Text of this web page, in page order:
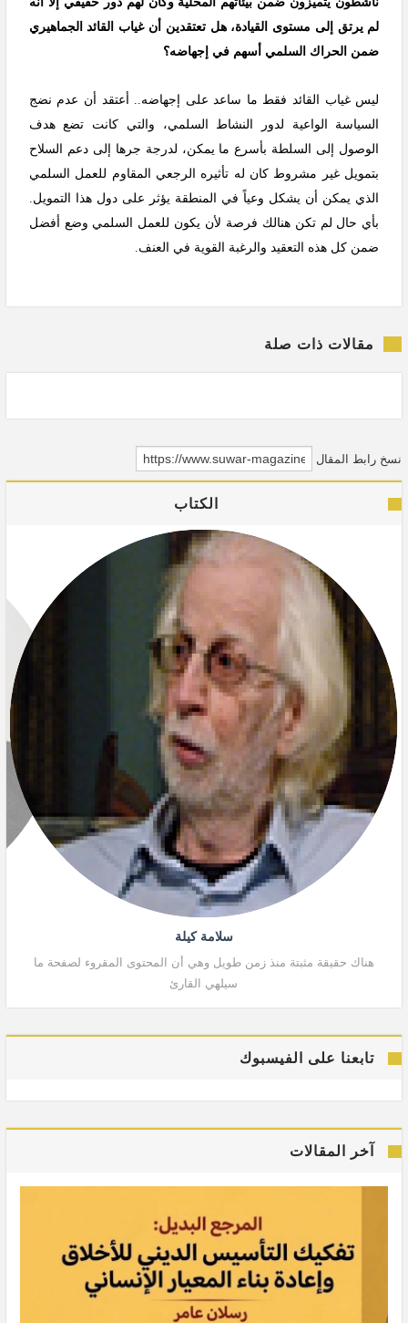
لم يرتق إلى مستوى القيادة، هل تعتقدين أن غياب القائد الجماهيري
ضمن الحراك السلمي أسهم في إجهاضه؟
ليس غياب القائد فقط ما ساعد على إجهاضه.. أعتقد أن عدم نضج
السياسة الواعية لدور النشاط السلمي، والتي كانت تضع هدف
الوصول إلى السلطة بأسرع ما يمكن، لدرجة جرها إلى دعم السلاح
بتمويل غير مشروط كان له تأثيره الرجعي المقاوم للعمل السلمي
الذي يمكن أن يشكل وعياً في المنطقة يؤثر على دول هذا التمويل.
بأي حال لم تكن هنالك فرصة لأن يكون للعمل السلمي وضع أفضل
ضمن كل هذه التعقيد والرغبة القوية في العنف.
مقالات ذات صلة
نسخ رابط المقال
الكتاب
سلامة كيلة
هناك حقيقة مثبتة منذ زمن طويل وهي أن المحتوى المقروء لصفحة ما
سيلهي القارئ
تابعنا على الفيسبوك
آخر المقالات